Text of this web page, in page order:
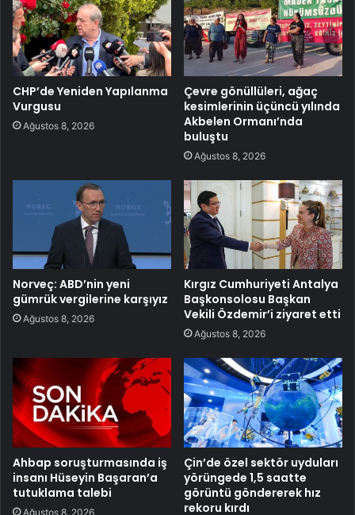
CHP’de Yeniden Yapılanma
Vurgusu
Ağustos 8, 2026
Çevre gönüllüleri, ağaç
kesimlerinin üçüncü yılında
Akbelen Ormanı’nda
buluştu
Ağustos 8, 2026
Norveç: ABD’nin yeni
gümrük vergilerine karşıyız
Ağustos 8, 2026
Kırgız Cumhuriyeti Antalya
Başkonsolosu Başkan
Vekili Özdemir’i ziyaret etti
Ağustos 8, 2026
Ahbap soruşturmasında iş
insanı Hüseyin Başaran’a
tutuklama talebi
Ağustos 8, 2026
Çin’de özel sektör uyduları
yörüngede 1,5 saatte
görüntü göndererek hız
rekoru kırdı